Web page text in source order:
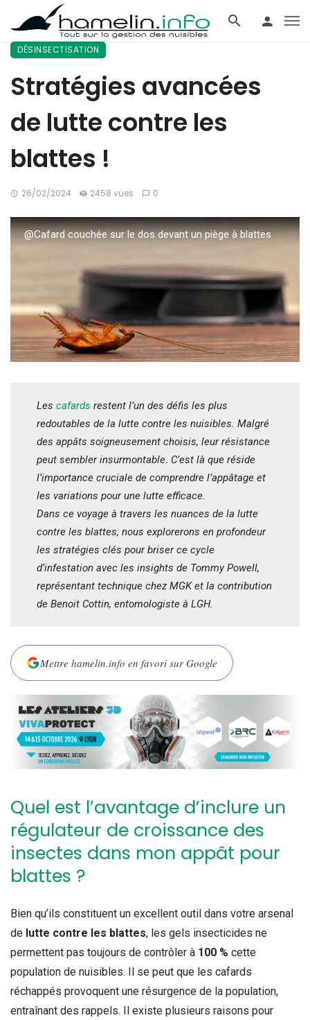
DÉSINSECTISATION
Stratégies avancées
de lutte contre les
blattes !
26/02/2024 2458 vues 0
@Cafard couchée sur le dos devant un piège à blattes
Les cafards restent l’un des défis les plus
redoutables de la lutte contre les nuisibles. Malgré
des appâts soigneusement choisis, leur résistance
peut sembler insurmontable. C’est là que réside
l’importance cruciale de comprendre l’appâtage et
les variations pour une lutte efficace.
Dans ce voyage à travers les nuances de la lutte
contre les blattes, nous explorerons en profondeur
les stratégies clés pour briser ce cycle
d’infestation avec les insights de Tommy Powell,
représentant technique chez MGK et la contribution
de Benoit Cottin, entomologiste à LGH.
Mettre hamelin.info en favori sur Google
Quel est l’avantage d’inclure un
régulateur de croissance des
insectes dans mon appât pour
blattes ?
Bien qu’ils constituent un excellent outil dans votre arsenal
de lutte contre les blattes, les gels insecticides ne
permettent pas toujours de contrôler à 100 % cette
population de nuisibles. Il se peut que les cafards
réchappés provoquent une résurgence de la population,
entraînant des rappels. Il existe plusieurs raisons pour